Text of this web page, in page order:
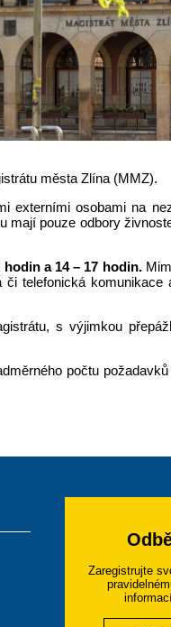
města Zlína (MMZ).
externími osobami na
mají pouze odbory
a 14 – 17 hodin.
telefonická
s výjimkou
počtu
Zaregistrujte